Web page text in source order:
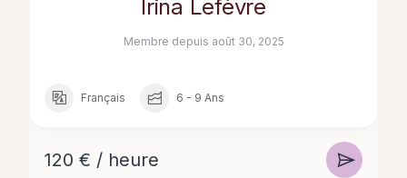
Irina Lefèvre
Membre depuis août 30, 2025
Français 6 - 9 Ans
120 € / heure